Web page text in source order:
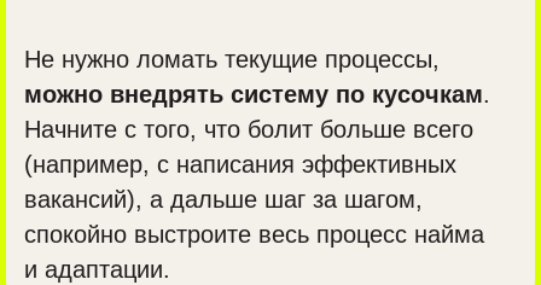
Не нужно ломать текущие процессы,
можно внедрять систему по кусочкам.
Начните с того, что болит больше всего
(например, с написания эффективных
вакансий), а дальше шаг за шагом,
спокойно выстроите весь процесс найма
и адаптации.